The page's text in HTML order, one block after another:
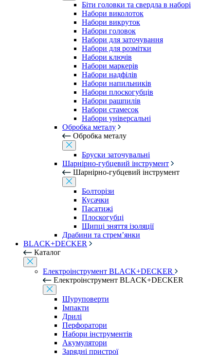
Біти головки та свердла в наборі
Набори виколоток
Набори викруток
Набори головок
Набори для заточування
Набори для розмітки
Набори ключів
Набори маркерів
Набори надфілів
Набори напильників
Набори плоскогубців
Набори рашпилів
Набори стамесок
Набори універсальні
Обробка металу
Обробка металу
Бруски заточувальні
Шарнірно-губцевий інструмент
Шарнірно-губцевий інструмент
Болторізи
Кусачки
Пасатижі
Плоскогубці
Щипці зняття ізоляції
Драбини та стрем’янки
BLACK+DECKER
Каталог
Електроінструмент BLACK+DECKER
Електроінструмент BLACK+DECKER
Шуруповерти
Імпакти
Дрилі
Перфоратори
Набори інструментів
Акумулятори
Зарядні пристрої